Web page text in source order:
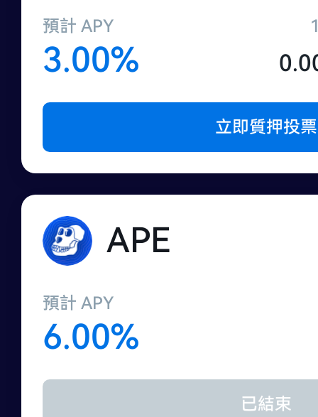
預計 APY
3.00%
立即質押投票
APE
預計 APY
6.00%
已結束